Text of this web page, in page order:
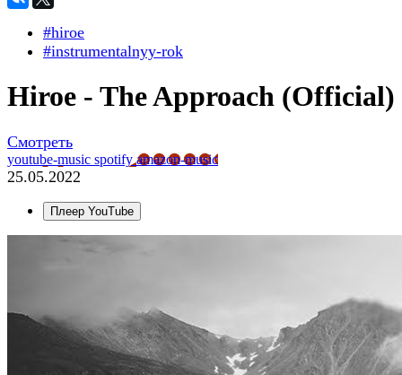
#hiroe
#instrumentalnyy-rok
Hiroe - The Approach (Official)
Смотреть
youtube-music spotifyamazon-music
25.05.2022
Плеер YouTube